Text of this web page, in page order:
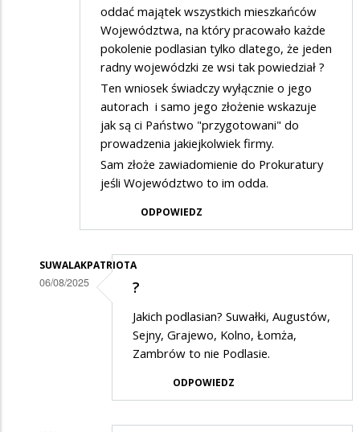
oddać majątek wszystkich mieszkańców
Województwa, na który pracowało każde
pokolenie podlasian tylko dlatego, że jeden
radny wojewódzki ze wsi tak powiedział ?
Ten wniosek świadczy wyłącznie o jego
autorach i samo jego złożenie wskazuje
jak są ci Państwo "przygotowani" do
prowadzenia jakiejkolwiek firmy.
Sam złoże zawiadomienie do Prokuratury
jeśli Województwo to im odda.
ODPOWIEDZ
SUWALAKPATRIOTA
06/08/2025
odpowiedzi
?
Jakich podlasian? Suwałki, Augustów,
Sejny, Grajewo, Kolno, Łomża,
Zambrów to nie Podlasie.
ODPOWIEDZ